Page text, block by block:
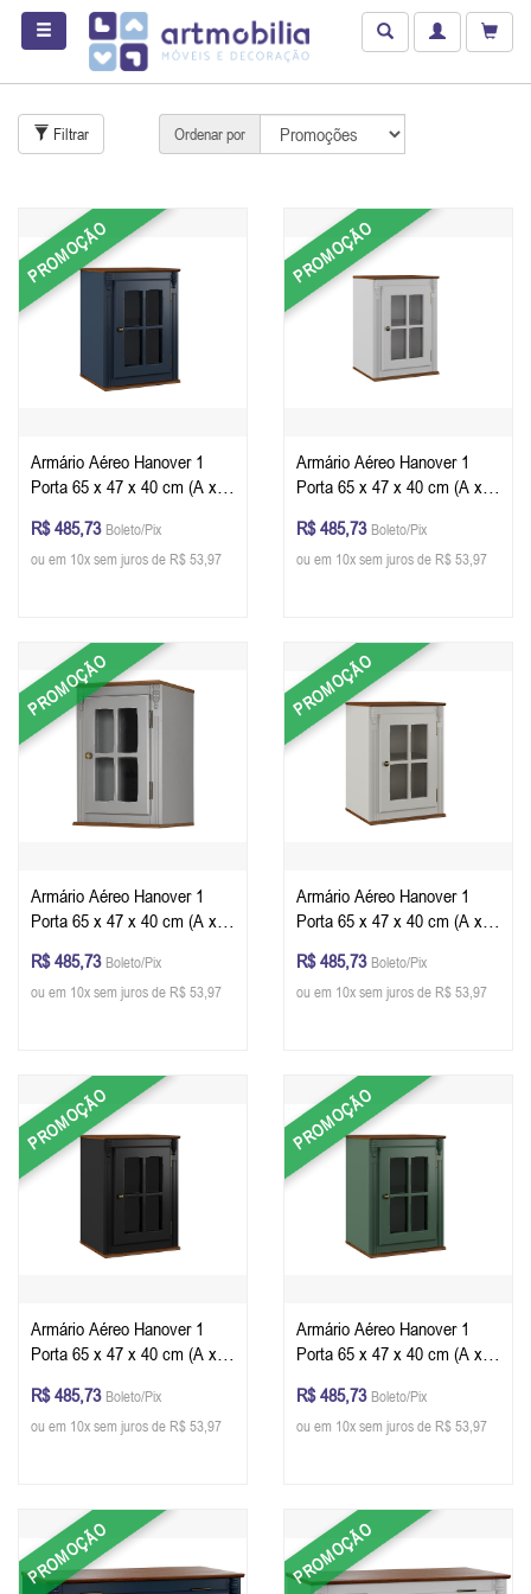
Filtrar Ordenar por
PROMOÇÃO
Armário Aéreo Hanover 1
Porta 65 x 47 x 40 cm (A x L
Imbuia Glazer
R$ 485,73 Boleto/Pix
ou em 10x sem juros de R$ 53,97
PROMOÇÃO
Armário Aéreo Hanover 1
Porta 65 x 47 x 40 cm (A x L
Glazer
R$ 485,73 Boleto/Pix
ou em 10x sem juros de R$ 53,97
PROMOÇÃO
Armário Aéreo Hanover 1
Porta 65 x 47 x 40 cm (A x L
Imbuia Glazer
R$ 485,73 Boleto/Pix
ou em 10x sem juros de R$ 53,97
PROMOÇÃO
Armário Aéreo Hanover 1
Porta 65 x 47 x 40 cm (A x L
Glazer
R$ 485,73 Boleto/Pix
ou em 10x sem juros de R$ 53,97
PROMOÇÃO
Armário Aéreo Hanover 1
Porta 65 x 47 x 40 cm (A x L
Glazer
R$ 485,73 Boleto/Pix
ou em 10x sem juros de R$ 53,97
PROMOÇÃO
Armário Aéreo Hanover 1
Porta 65 x 47 x 40 cm (A x L
Imbuia Glazer
R$ 485,73 Boleto/Pix
ou em 10x sem juros de R$ 53,97
PROMOÇÃO PROMOÇÃO